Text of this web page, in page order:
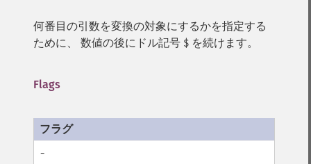
何番目の引数を変換の対象にするかを指定する
ために、 数値の後にドル記号 $ を続けます。
Flags
-